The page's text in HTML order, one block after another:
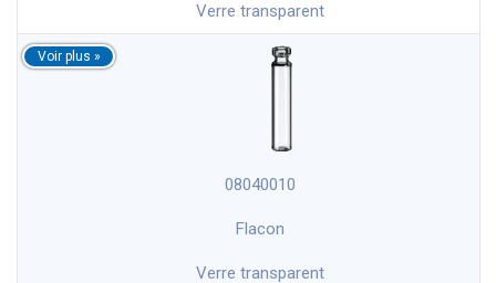
Verre transparent
08040010
Flacon
Verre transparent